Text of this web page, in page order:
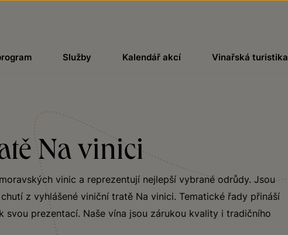
Služby Kalendář akcí Vinařská turistika
Na vinici
vinic a reprezentují nejlepší vybrané odrůdy. Jsou
z vyhlášené viniční tratě Na vinici. Tematické řady přináší
prezentací. Naše vína jsou zárukou kvality i tradičního